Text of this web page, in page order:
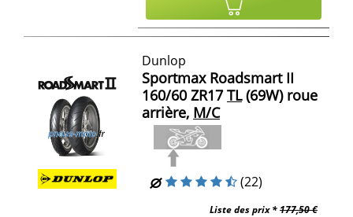
Dunlop
Sportmax Roadsmart II
160/60 ZR17 TL(69W) roue
arrière, M/C
(22)
Liste des prix *177,50 €